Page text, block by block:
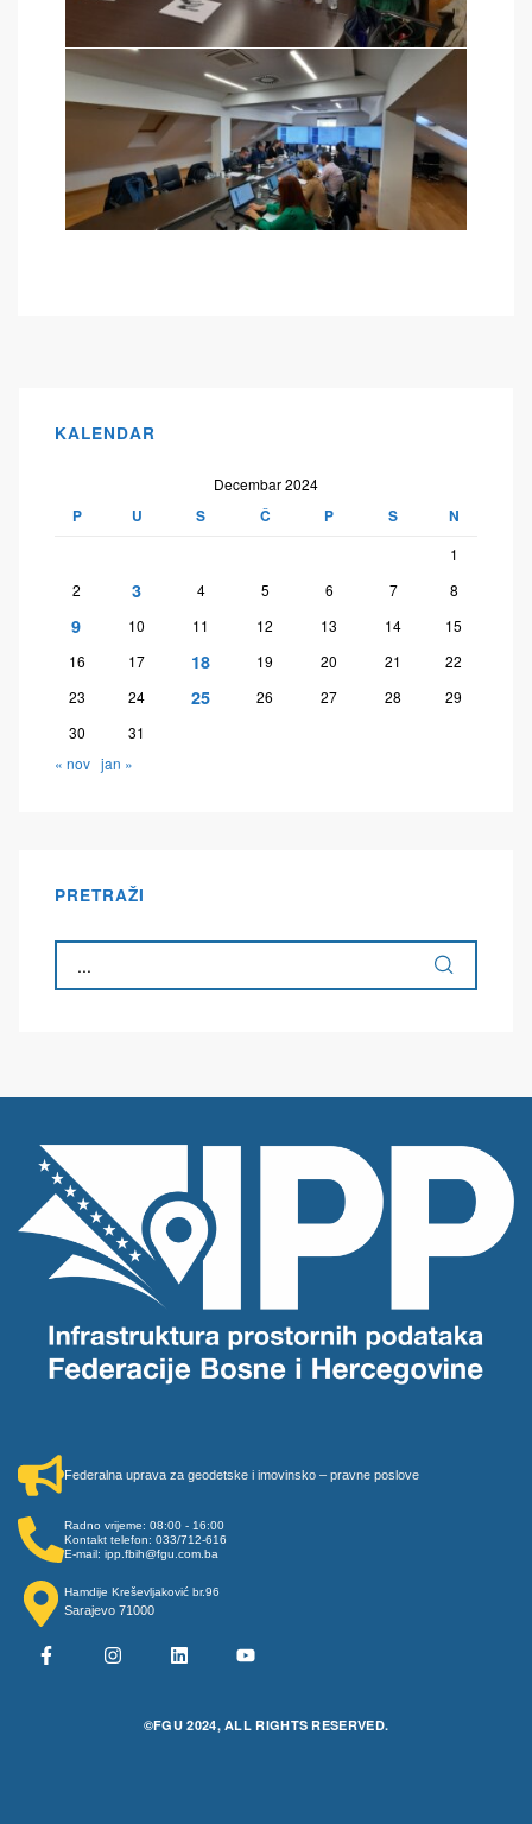
KALENDAR
Decembar 2024
P U S Č P S N
1
2
3 4 5 6 7 8
9 10 11 12 13 14
15
16
17 18 19 20 21
22
23
24 25 26 27 28
29
30
31
« nov jan »
PRETRAŽI
Federalna uprava za geodetske i imovinsko – pravne poslove
Radno vrijeme: 08:00 - 16:00
Kontakt telefon: 033/712-616
E-mail: ipp.fbih@fgu.com.ba
Hamdije Kreševljaković br.96
Sarajevo 71000
©FGU 2024, ALL RIGHTS RESERVED.